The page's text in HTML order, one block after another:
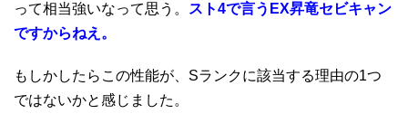
って相当強いなって思う。 スト4で言うEX昇竜セビキャン
ですからねえ。
もしかしたらこの性能が、Sランクに該当する理由の1つ
ではないかと感じました。